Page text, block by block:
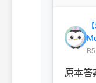
原本答